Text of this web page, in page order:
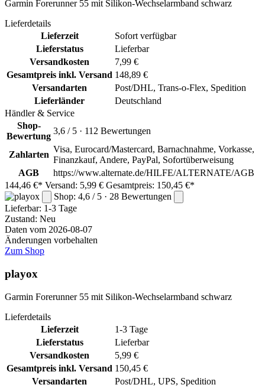
Garmin Forerunner 55 mit Silikon-Wechselarmband schwarz
Lieferdetails
Lieferzeit
Sofort verfügbar
Lieferstatus
Lieferbar
Versandkosten
7,99 €
Gesamtpreis inkl. Versand 148,89 €
Versandarten
Post/DHL, Trans-o-Flex, Spedition
Lieferländer
Deutschland
Händler & Service
Shop-
Bewertung
3,6 / 5 · 112 Bewertungen
Zahlarten
Visa, Eurocard/Mastercard, Barnachnahme, Vorkasse,
Finanzkauf, Andere, PayPal, Sofortüberweisung
AGB
https://www.alternate.de/HILFE/ALTERNATE/AGB
144,46 €* Versand: 5,99 € Gesamtpreis: 150,45 €*
Shop: 4,6 / 5 · 28 Bewertungen
Lieferbar: 1-3 Tage
Zustand: Neu
Daten vom 2026-08-07
Änderungen vorbehalten
Zum Shop
playox
Garmin Forerunner 55 mit Silikon-Wechselarmband schwarz
Lieferdetails
Lieferzeit
1-3 Tage
Lieferstatus
Lieferbar
Versandkosten
5,99 €
Gesamtpreis inkl. Versand 150,45 €
Versandarten
Post/DHL, UPS, Spedition